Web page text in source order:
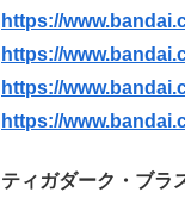
https://
https://
https://
https://
ティガダーク・ブラ